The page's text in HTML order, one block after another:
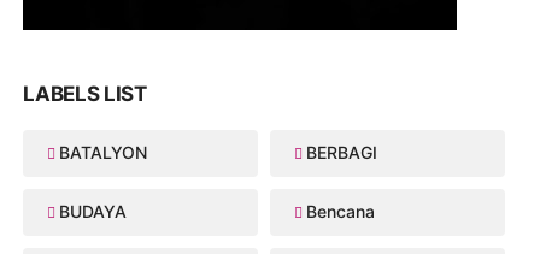
LABELS LIST
BATALYON BERBAGI
BUDAYA Bencana